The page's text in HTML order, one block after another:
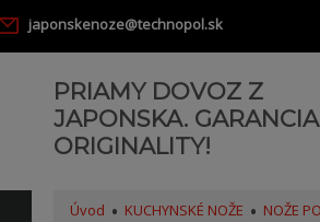
japonskenoze@technopol.sk
PRIAMY DOVOZ Z
JAPONSKA. GARANCIA
ORIGINALITY!
Úvod KUCHYNSKÉ NOŽE NOŽE